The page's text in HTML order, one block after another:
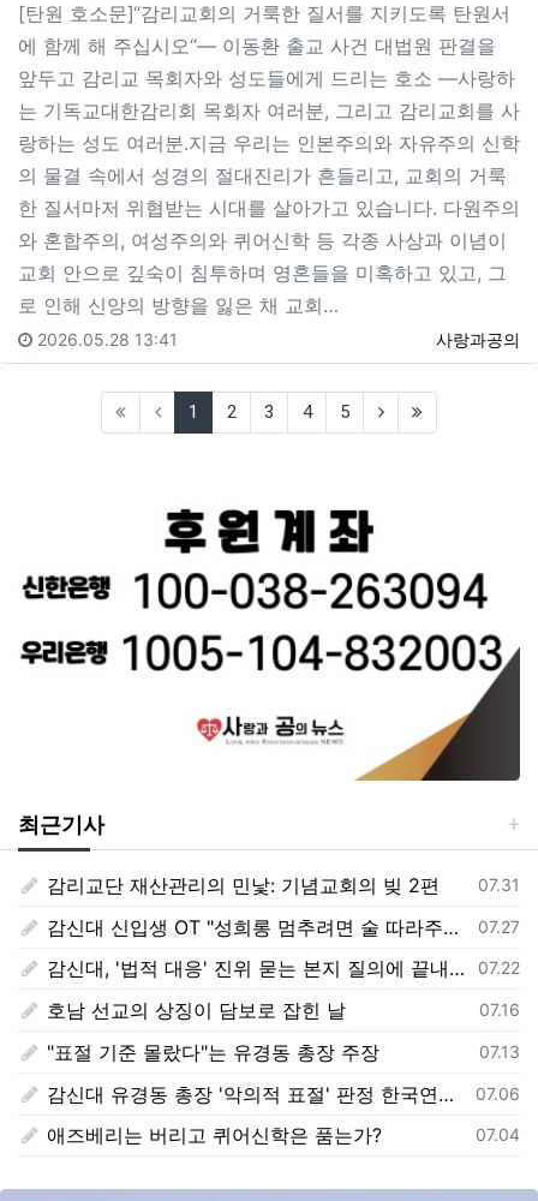
[탄원 호소문]“감리교회의 거룩한 질서를 지키도록 탄원서
에 함께 해 주십시오“— 이동환 출교 사건 대법원 판결을
앞두고 감리교 목회자와 성도들에게 드리는 호소 —사랑하
는 기독교대한감리회 목회자 여러분, 그리고 감리교회를 사
랑하는 성도 여러분.지금 우리는 인본주의와 자유주의 신학
의 물결 속에서 성경의 절대진리가 흔들리고, 교회의 거룩
한 질서마저 위협받는 시대를 살아가고 있습니다. 다원주의
와 혼합주의, 여성주의와 퀴어신학 등 각종 사상과 이념이
교회 안으로 깊숙이 침투하며 영혼들을 미혹하고 있고, 그
로 인해 신앙의 방향을 잃은 채 교회…
사랑과공의
2026.05.28 13:41
1 (current)
2 3 4 5 (next)
최근기사
등록일
07.31
감리교단 재산관리의 민낯: 기념교회의 빚 2편
등록일
07.27
감신대 신입생 OT "성희롱 멈추려면 술 따라주기"
등록일
07.22
감신대, '법적 대응' 진위 묻는 본지 질의에 끝내 '침묵'
등록일
07.16
호남 선교의 상징이 담보로 잡힌 날
등록일
07.13
"표절 기준 몰랐다"는 유경동 총장 주장
등록일
07.06
감신대 유경동 총장 '악의적 표절' 판정 한국연구재단 보고서 전문 전격 공개
등록일
07.04
애즈베리는 버리고 퀴어신학은 품는가?